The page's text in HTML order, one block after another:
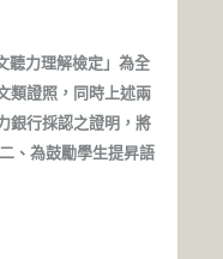
聽力理解檢定」為全
類證照，同時上述兩
銀行採認之證明，將
、為鼓勵學生提昇語